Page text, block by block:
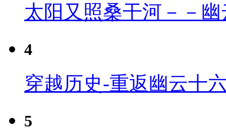
太阳又照桑干河－－
4
穿越历史-重返幽云十
5